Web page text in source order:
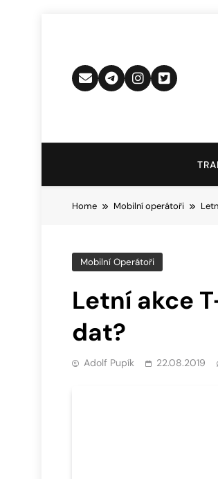
Home Mobilní operátoři
Mobilní Operátoři
Letní akce
dat?
Adolf Pupík 22.08.2019